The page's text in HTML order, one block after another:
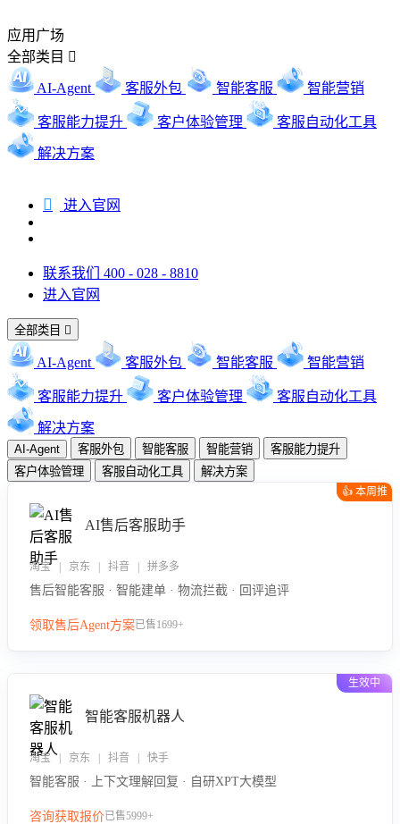
应用广场
全部类目 
AI-Agent 客服外包 智能客服 智能营销
客服能力提升 客户体验管理 客服自动化工具
解决方案
 进入官网
联系我们 400 - 028 - 8810
进入官网
全部类目 
AI-Agent 客服外包 智能客服 智能营销
客服能力提升 客户体验管理 客服自动化工具
解决方案
AI-Agent 客服外包 智能客服 智能营销
客服能力提升
客户体验管理
客服自动化工具 解决方案
👍 本周推
AI售后客服助手
淘宝 | 京东 | 抖音 | 拼多多
售后智能客服 · 智能建单 · 物流拦截 · 回评追评
领取售后Agent方案已售1699+
生效中
智能客服机器人
淘宝 | 京东 | 抖音 | 快手
智能客服 · 上下文理解回复 · 自研XPT大模型
咨询获取报价已售5999+